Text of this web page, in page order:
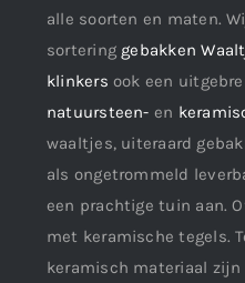
alle soorten en maten.
sortering gebakken
klinkers ook een
natuursteen- en
waaltjes, uiteraard
als ongetrommeld
een prachtige tuin aan.
met keramische tegels.
keramisch materiaal